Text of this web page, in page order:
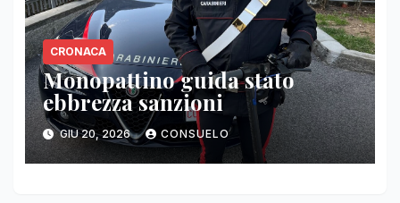
CRONACA
Monopattino guida stato
ebbrezza sanzioni
GIU 20, 2026 CONSUELO